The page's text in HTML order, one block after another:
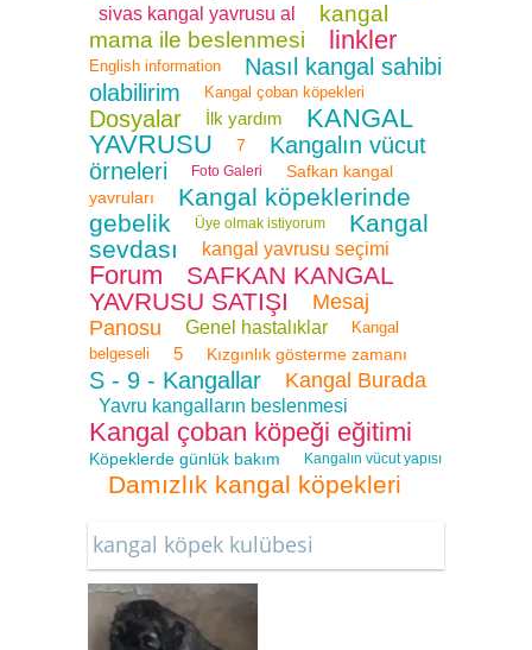
sivas kangal yavrusu al
kangal
mama ile beslenmesi
linkler
English information
Nasıl kangal sahibi
olabilirim
Kangal çoban köpekleri
Dosyalar İlk yardım
KANGAL
YAVRUSU
7
Kangalın vücut
örneleri
Foto Galeri
Safkan kangal
yavruları
Kangal köpeklerinde
gebelik
Üye olmak istiyorum
Kangal
sevdası
kangal yavrusu seçimi
Forum
SAFKAN KANGAL
YAVRUSU SATIŞI
Mesaj
Panosu
Genel hastalıklar
Kangal
belgeseli
5 Kızgınlık gösterme zamanı
S - 9 - Kangallar Kangal Burada
Yavru kangalların beslenmesi
Kangal çoban köpeği eğitimi
Köpeklerde günlük bakım Kangalın vücut yapısı
Damızlık kangal köpekleri
kangal köpek kulübesi